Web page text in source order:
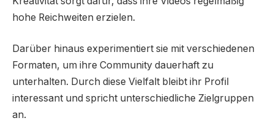
hohe Reichweiten erzielen.
Darüber hinaus experimentiert sie mit verschiedenen
Formaten, um ihre Community dauerhaft zu
unterhalten. Durch diese Vielfalt bleibt ihr Profil
interessant und spricht unterschiedliche Zielgruppen
an.